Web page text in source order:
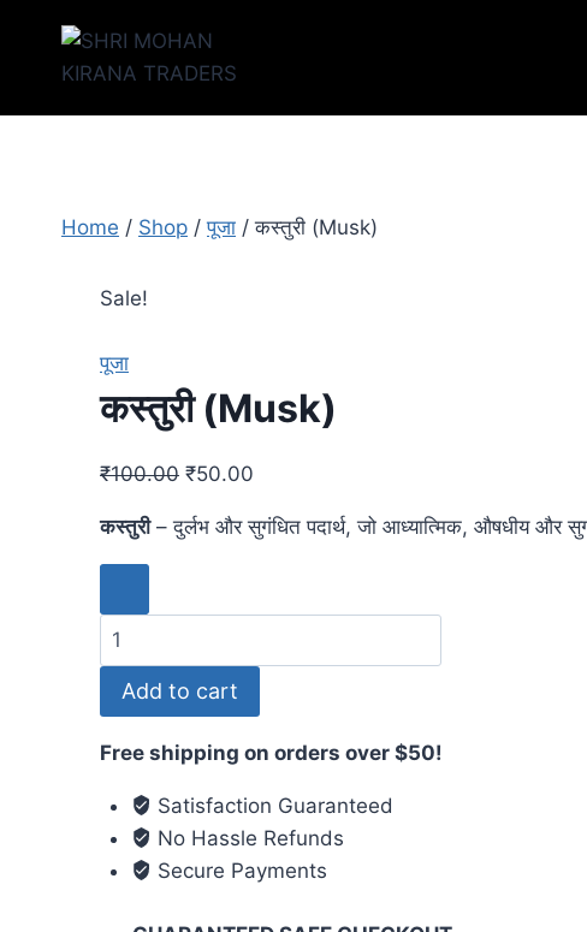
Home / Shop / पूजा / कस्तुरी (Musk)
Sale!
पूजा
कस्तुरी (Musk)
₹100.00 ₹50.00
कस्तुरी– दुर्लभ और सुगंधित पदार्थ, जो आध्यात्मिक, औषधीय और
Add to cart
Free shipping on orders over $50!
Satisfaction Guaranteed
No Hassle Refunds
Secure Payments